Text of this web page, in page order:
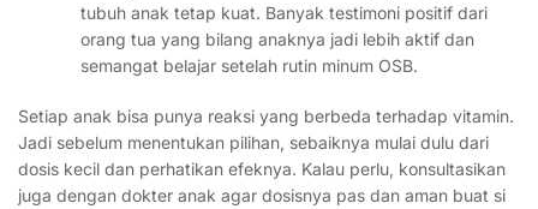
tubuh anak tetap kuat. Banyak testimoni positif dari
orang tua yang bilang anaknya jadi lebih aktif dan
semangat belajar setelah rutin minum OSB.
Setiap anak bisa punya reaksi yang berbeda terhadap vitamin.
Jadi sebelum menentukan pilihan, sebaiknya mulai dulu dari
dosis kecil dan perhatikan efeknya. Kalau perlu, konsultasikan
juga dengan dokter anak agar dosisnya pas dan aman buat si